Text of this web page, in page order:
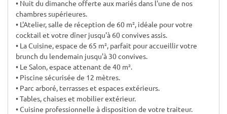
• Nuit du dimanche offerte aux mariés dans l'une de nos
chambres supérieures.
• L'Atelier, salle de réception de 60 m², idéale pour votre
cocktail et votre dîner jusqu'à 60 convives assis.
• La Cuisine, espace de 65 m², parfait pour accueillir votre
brunch du lendemain jusqu'à 30 convives.
• Le Salon, espace attenant de 40 m².
• Piscine sécurisée de 12 mètres.
• Parc arboré, terrasses et espaces extérieurs.
• Tables, chaises et mobilier extérieur.
• Cuisine professionnelle à disposition de votre traiteur.